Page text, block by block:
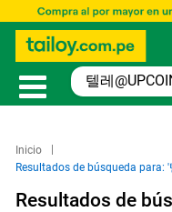
Inicio
Resultados de búsqueda para:
Resultados de